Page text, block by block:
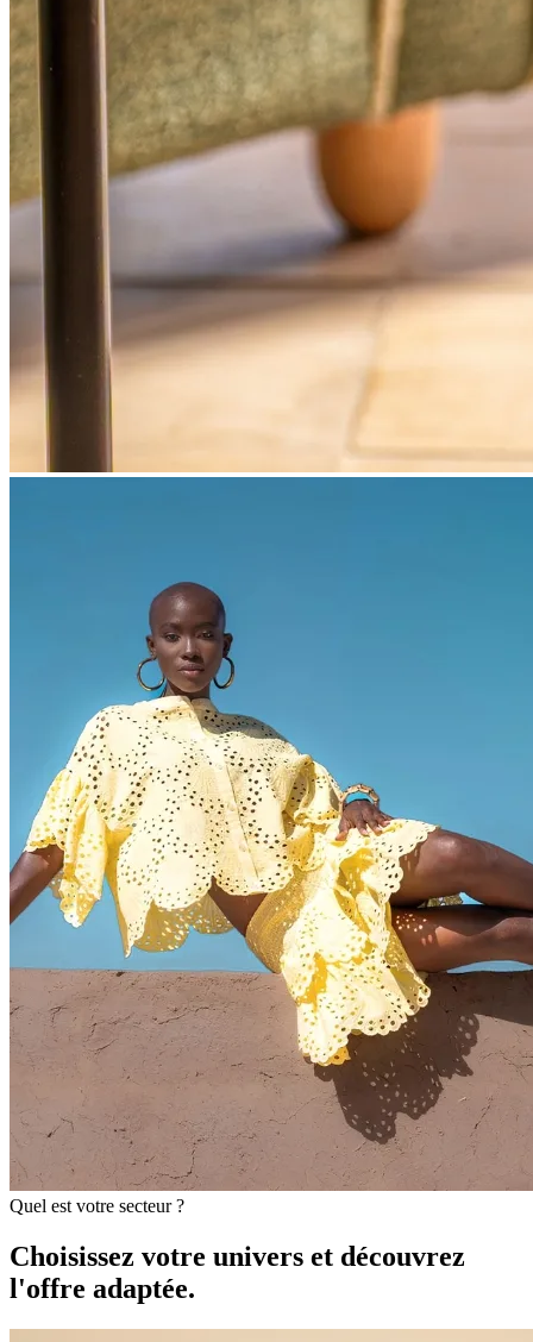
Quel est votre secteur ?
Choisissez votre univers et découvrez
l'offre adaptée.